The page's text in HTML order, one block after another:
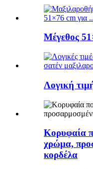
Μέγεθος
Λογική
Κορυφαία
χρώμα,
κορδέλα